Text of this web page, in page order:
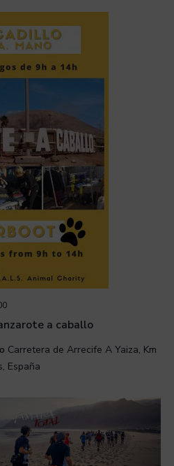
a caballo
Carretera de Arrecife A Yaiza, Km
España